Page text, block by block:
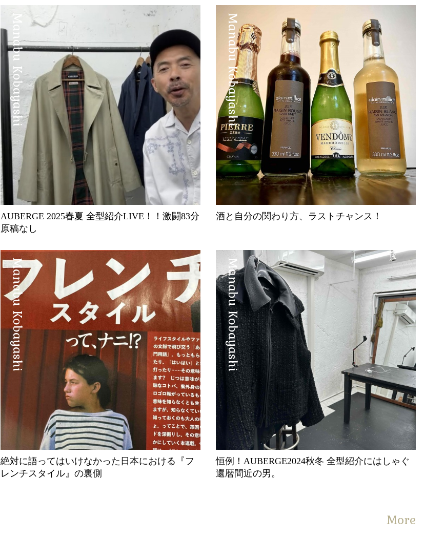
Manabu Kobayashi
AUBERGE 2025春夏 全型紹介LIVE！！激闘83分
原稿なし
Manabu Kobayashi
酒と自分の関わり方、ラストチャンス！
Manabu Kobayashi
絶対に語ってはいけなかった日本における『フ
レンチスタイル』の裏側
Manabu Kobayashi
恒例！AUBERGE2024秋冬 全型紹介にはしゃぐ
還暦間近の男。
More